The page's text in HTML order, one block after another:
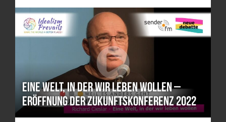
Eine Welt, in der wir leben wollen –
Eröffnung der Zukunftskonferenz 2022